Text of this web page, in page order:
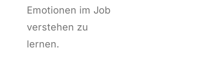
Emotionen im Job
verstehen zu
lernen.